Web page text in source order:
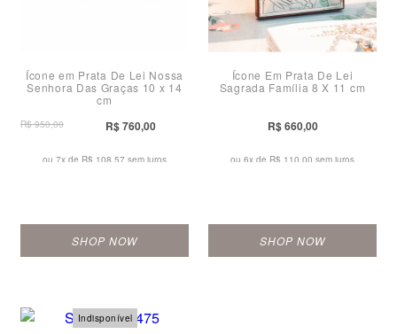
Ícone em Prata De Lei Nossa
Senhora Das Graças 10 x 14
cm
R$ 950,00 R$ 760,00
ou 7x de R$ 108,57 sem juros
SHOP NOW
Ícone Em Prata De Lei
Sagrada Família 8 X 11 cm
R$ 660,00
ou 6x de R$ 110,00 sem juros
SHOP NOW